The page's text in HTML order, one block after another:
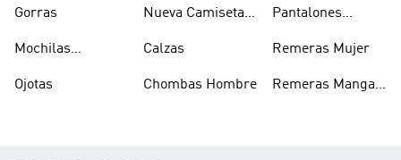
Gorras
Mochilas
Ojotas
Nueva Camiseta
Calzas
Chombas Hombre
Hombre
Pantalones
Remeras Mujer
Remeras Manga